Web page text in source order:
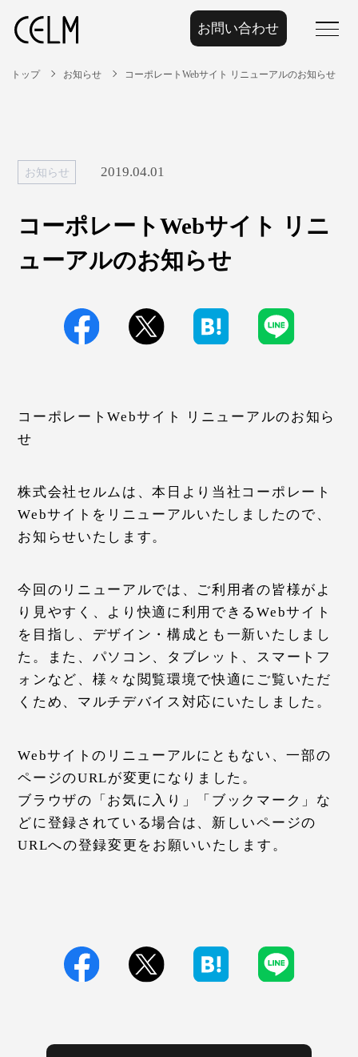
お問い合わせ
トップ お知らせ コーポレートWebサイト リニューアルのお知らせ
お知らせ 2019.04.01
コーポレートWebサイト リニ
ューアルのお知らせ
コーポレートWebサイト リニューアルのお知ら
せ
株式会社セルムは、本日より当社コーポレート
Webサイトをリニューアルいたしましたので、
お知らせいたします。
今回のリニューアルでは、ご利用者の皆様がよ
り見やすく、より快適に利用できるWebサイト
を目指し、デザイン・構成とも一新いたしまし
た。また、パソコン、タブレット、スマートフ
ォンなど、様々な閲覧環境で快適にご覧いただ
くため、マルチデバイス対応にいたしました。
Webサイトのリニューアルにともない、一部の
ページのURLが変更になりました。
ブラウザの「お気に入り」「ブックマーク」な
どに登録されている場合は、新しいページの
URLへの登録変更をお願いいたします。